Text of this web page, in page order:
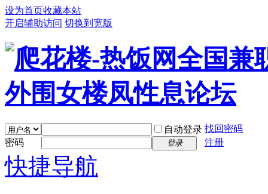
设为首页收藏本站
开启辅助访问 切换到宽版
自动登录 找回密码
密码
登录 注册
快捷导航